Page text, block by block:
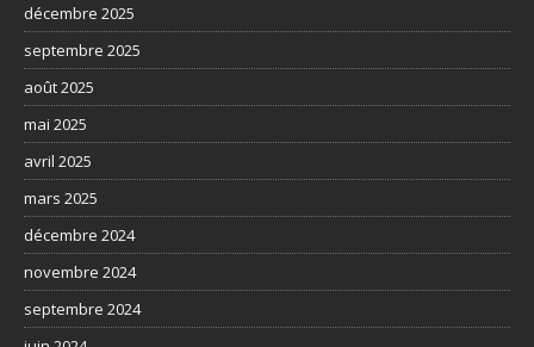
décembre 2025
septembre 2025
août 2025
mai 2025
avril 2025
mars 2025
décembre 2024
novembre 2024
septembre 2024